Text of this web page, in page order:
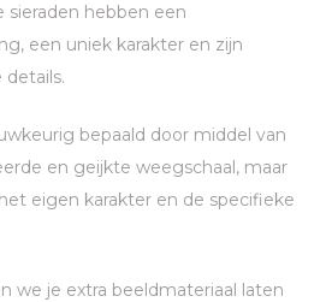
sieraden hebben een
een uniek karakter en zijn
bepaald door middel van
en geijkte weegschaal, maar
eigen karakter en de specifieke
we je extra beeldmateriaal laten